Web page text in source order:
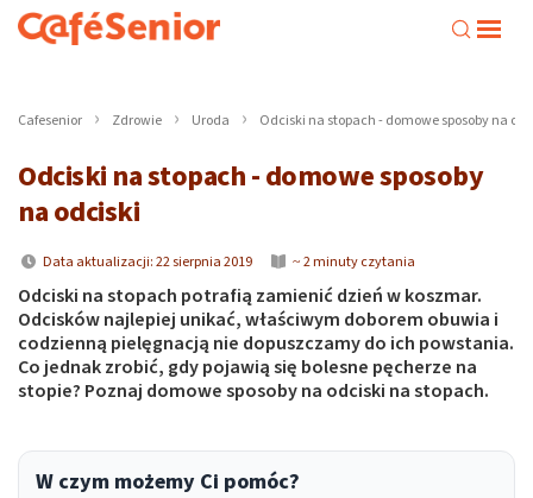
Cafesenior Zdrowie Uroda Odciski na stopach - domowe sposoby na
Odciski na stopach - domowe sposoby
na odciski
Data aktualizacji: 22 sierpnia 2019 ~ 2 minuty czytania
Odciski na stopach potrafią zamienić dzień w koszmar.
Odcisków najlepiej unikać, właściwym doborem obuwia i
codzienną pielęgnacją nie dopuszczamy do ich powstania.
Co jednak zrobić, gdy pojawią się bolesne pęcherze na
stopie? Poznaj domowe sposoby na odciski na stopach.
W czym możemy Ci pomóc?